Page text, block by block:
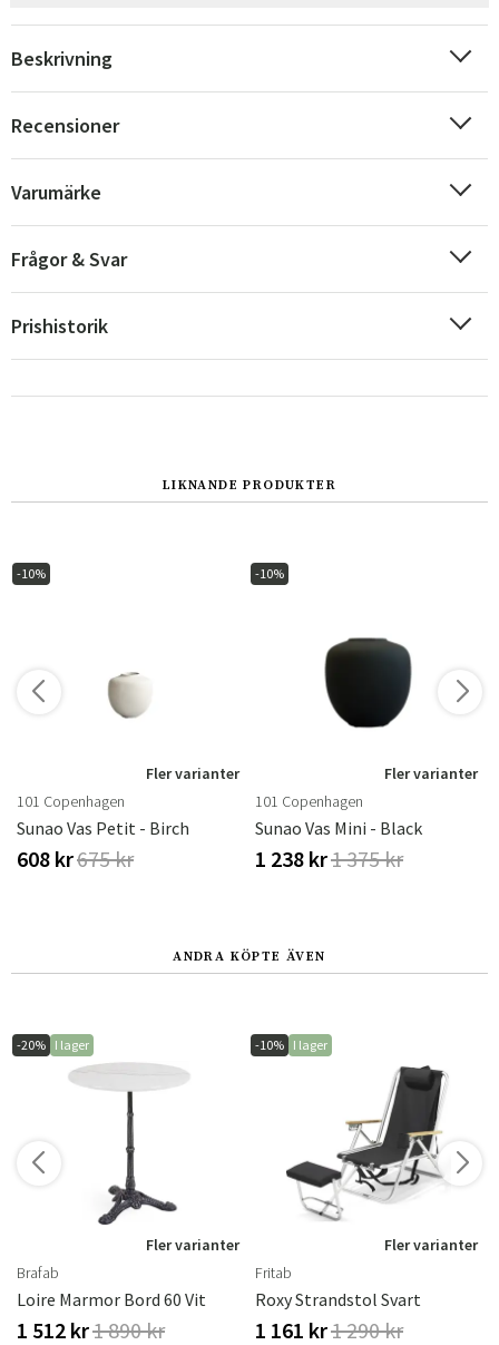
Sverige
Danmark
Beskrivning
Recensioner
Varumärke
Frågor & Svar
Prishistorik
LIKNANDE PRODUKTER
-10%
Fler varianter
101 Copenhagen
Sunao Vas Petit - Birch
608 kr675 kr
-10%
Fler varianter
101 Copenhagen
Sunao Vas Mini - Black
1 238 kr1 375 kr
ANDRA KÖPTE ÄVEN
-20% I lager
Fler varianter
Brafab
Loire Marmor Bord 60 Vit
1 512 kr1 890 kr
-10% I lager
Fler varianter
Fritab
Roxy Strandstol Svart
1 161 kr1 290 kr